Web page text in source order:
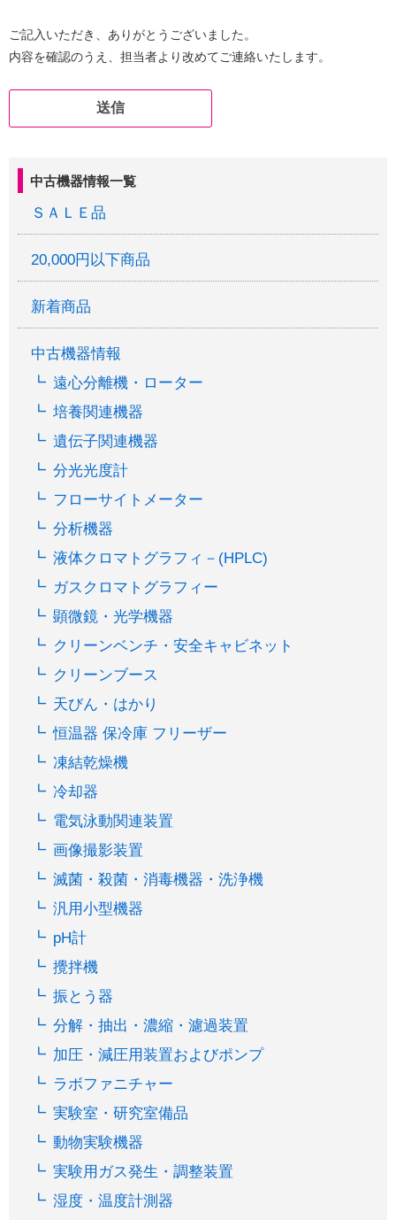
中古機器情報一覧
ＳＡＬＥ品
20,000円以下商品
新着商品
中古機器情報
遠心分離機・ローター
培養関連機器
遺伝子関連機器
分光光度計
フローサイトメーター
分析機器
液体クロマトグラフィ－(HPLC)
ガスクロマトグラフィー
顕微鏡・光学機器
クリーンベンチ・安全キャビネット
クリーンブース
天びん・はかり
恒温器 保冷庫 フリーザー
凍結乾燥機
冷却器
電気泳動関連装置
画像撮影装置
滅菌・殺菌・消毒機器・洗浄機
汎用小型機器
pH計
攪拌機
振とう器
分解・抽出・濃縮・濾過装置
加圧・減圧用装置およびポンプ
ラボファニチャー
実験室・研究室備品
動物実験機器
実験用ガス発生・調整装置
湿度・温度計測器
ご記入いただき、ありがとうございました。
内容を確認のうえ、担当者より改めてご連絡いたします。